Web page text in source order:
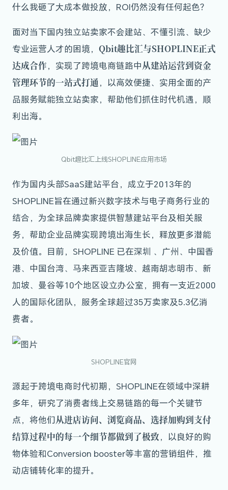
什么我砸了大成本做投放，ROI仍然没有任何起色？
面对当下国内独立站卖家不会建站、不懂引流、缺少
专业运营人才的困境， Qbit趣比汇与SHOPLINE正式
达成合作，实现了跨境电商链路中从建站运营到资金
管理环节的一站式打通，以高效便捷、实用全面的产
品服务赋能独立站卖家，帮助他们抓住时代机遇，顺
利出海。
Qbit趣比汇上线SHOPLINE应用市场
作为国内头部SaaS建站平台，成立于2013年的
SHOPLINE旨在通过新兴数字技术与电子商务行业的
结合，为全球品牌卖家提供智慧建站平台及相关服
务，帮助企业品牌实现跨境出海生长，释放更多潜能
及价值。目前，SHOPLINE 已在深圳 、广州、中国香
港、中国台湾、马来西亚吉隆坡、越南胡志明市、新
加坡、曼谷等10个地区设立办公室，拥有一支近2000
人的国际化团队，服务全球超过35万卖家及5.3亿消
费者。
SHOPLINE官网
源起于跨境电商时代初期，SHOPLINE在领域中深耕
多年，研究了消费者线上交易链路的每一个关键节
点，将他们从进店访问、浏览商品、选择加购到支付
结算过程中的每一个细节都做到了极致，以良好的购
物体验和Conversion booster等丰富的营销组件，推
动店铺转化率的提升。